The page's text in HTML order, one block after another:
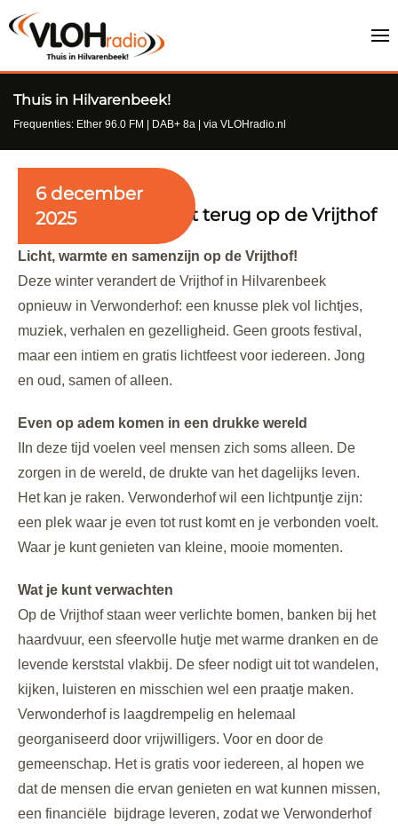
Thuis in Hilvarenbeek!
Frequenties: Ether 96.0 FM | DAB+ 8a | via VLOHradio.nl
6 december
2025
Verwonderhof keert terug op de Vrijthof
Licht, warmte en samenzijn op de Vrijthof!
Deze winter verandert de Vrijthof in Hilvarenbeek
opnieuw in Verwonderhof: een knusse plek vol lichtjes,
muziek, verhalen en gezelligheid. Geen groots festival,
maar een intiem en gratis lichtfeest voor iedereen. Jong
en oud, samen of alleen.
Even op adem komen in een drukke wereld
IIn deze tijd voelen veel mensen zich soms alleen. De
zorgen in de wereld, de drukte van het dagelijks leven.
Het kan je raken. Verwonderhof wil een lichtpuntje zijn:
een plek waar je even tot rust komt en je verbonden voelt.
Waar je kunt genieten van kleine, mooie momenten.
Wat je kunt verwachten
Op de Vrijthof staan weer verlichte bomen, banken bij het
haardvuur, een sfeervolle hutje met warme dranken en de
levende kerststal vlakbij. De sfeer nodigt uit tot wandelen,
kijken, luisteren en misschien wel een praatje maken.
Verwonderhof is laagdrempelig en helemaal
georganiseerd door vrijwilligers. Voor en door de
gemeenschap. Het is gratis voor iedereen, al hopen we
dat de mensen die ervan genieten en wat kunnen missen,
een financiële bijdrage leveren, zodat we Verwonderhof